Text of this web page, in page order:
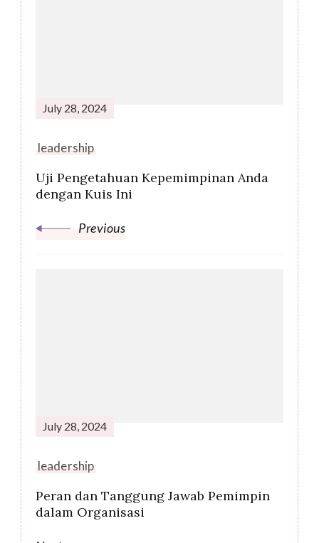
July 28, 2024
leadership
Uji Pengetahuan Kepemimpinan Anda
dengan Kuis Ini
Previous
July 28, 2024
leadership
Peran dan Tanggung Jawab Pemimpin
dalam Organisasi